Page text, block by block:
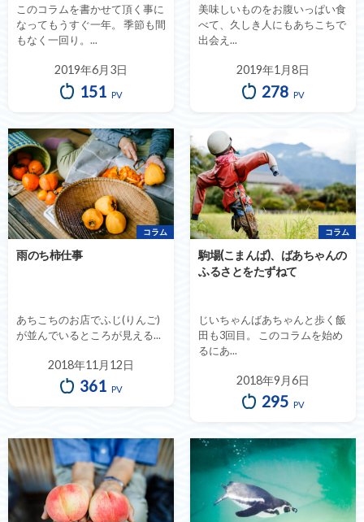
このコラムを書かせて頂く事に
なってもうすぐ一年。 季節も間
もなく一回り。...
2019年6月3日
151 PV
美味しいものをお腹いっぱい食
べて、久しき人にもあちこちで
出会え...
2019年1月8日
278 PV
コラム
雨のち柿仕事
あちこちのお店でふじ(りんご)
が並んでいるところが見える...
2018年11月12日
361 PV
コラム
駒場(こまんば)、ばあちゃんの
ふるさとをたずねて
じいちゃんばあちゃんと歩く飯
田も3回目。 このコラムを始め
るにあ...
2018年9月6日
295 PV